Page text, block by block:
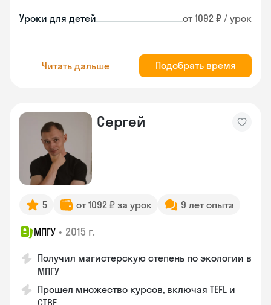
Уроки для детей от 1092 ₽ / урок
Читать дальше Подобрать время
Сергей
5 от 1092 ₽ за урок 9 лет опыта
МПГУ • 2015 г.
Получил магистерскую степень по экологии в
МПГУ
Прошел множество курсов, включая TEFL и
CTBE